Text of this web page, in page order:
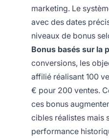
marketing. Le
avec des dates
niveaux de bonus
Bonus basés sur la
conversions, les
affilié réalisant 100
€ pour 200 ventes.
ces bonus
cibles réalistes mais
performance